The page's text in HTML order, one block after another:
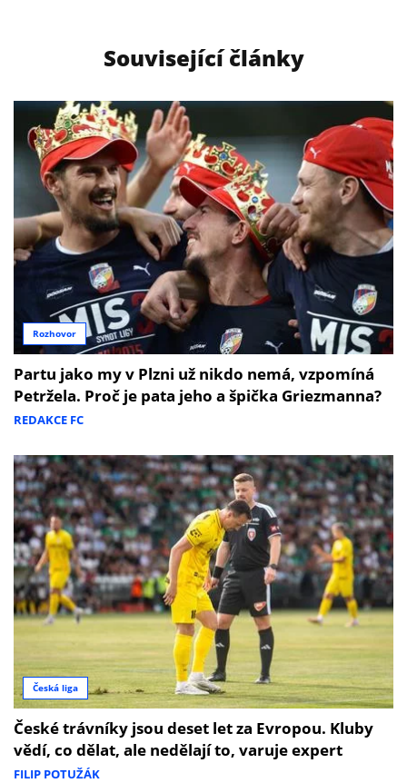
Související články
Rozhovor
Partu jako my v Plzni už nikdo nemá, vzpomíná
Petržela. Proč je pata jeho a špička Griezmanna?
REDAKCE FC
Česká liga
České trávníky jsou deset let za Evropou. Kluby
vědí, co dělat, ale nedělají to, varuje expert
FILIP POTUŽÁK